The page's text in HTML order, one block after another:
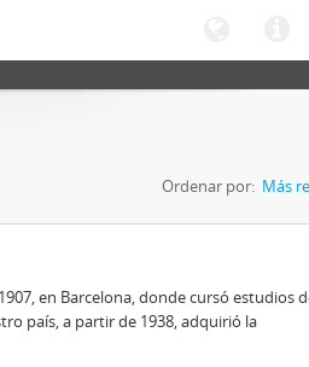
Ordenar por: Más
en Barcelona, donde cursó estudios
país, a partir de 1938, adquirió la